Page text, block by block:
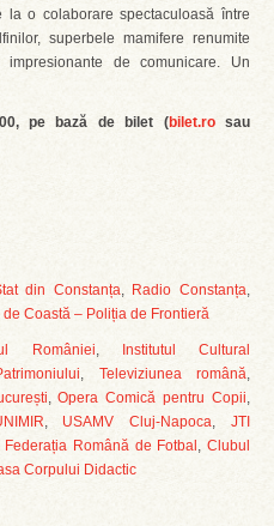
o colaborare spectaculoasă între
superbele mamifere renumite
de comunicare. Un
pe bază de bilet (bilet.rosau
din Constanța, Radio Constanța,
de Coastă – Poliția de Frontieră
României,
Institutul Cultural
, Televiziunea română,
,Opera Comică pentru Copii,
,USAMV Cluj-Napoca,JTI
Federația Română de Fotbal ,Clubul
Corpului Didactic